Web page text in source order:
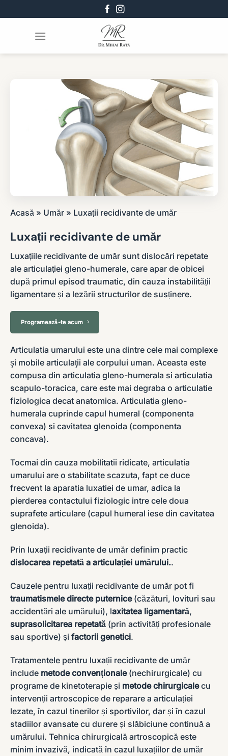
to
Acasă » Umăr » Luxații recidivante de umăr
Luxații recidivante de umăr
Luxațiile recidivante de umăr sunt dislocări repetate
ale articulației gleno-humerale, care apar de obicei
după primul episod traumatic, din cauza instabilității
ligamentare și a lezării structurilor de susținere.
Programează-te acum
Articulatia umarului este una dintre cele mai complexe
şi mobile articulaţii ale corpului uman. Aceasta este
compusa din articulatia gleno-humerala si articulatia
scapulo-toracica, care este mai degraba o articulatie
fiziologica decat anatomica. Articulatia gleno-
humerala cuprinde capul humeral (componenta
convexa) si cavitatea glenoida (componenta
concava).
Tocmai din cauza mobilitatii ridicate, articulatia
umarului are o stabilitate scazuta, fapt ce duce
frecvent la aparatia luxatiei de umar, adica la
pierderea contactului fiziologic intre cele doua
suprafete articulare (capul humeral iese din cavitatea
glenoida).
Prin luxații recidivante de umăr definim practic
dislocarea repetată a articulației umărului..
Cauzele pentru luxații recidivante de umăr pot fi
traumatismele directe puternice (căzături, lovituri sau
accidentări ale umărului), laxitatea ligamentară,
suprasolicitarea repetată (prin activități profesionale
sau sportive) și factorii genetici.
Tratamentele pentru luxații recidivante de umăr
include metode convenționale (nechirurgicale) cu
programe de kinetoterapie și metode chirurgicalecu
intervenții artroscopice de reparare a articulației
lezate, în cazul tinerilor și sportivilor, dar și în cazul
stadiilor avansate cu durere și slăbiciune continuă a
umărului. Tehnica chirurgicală artroscopică este
minim invazivă, indicată în cazul luxațiilor de umăr